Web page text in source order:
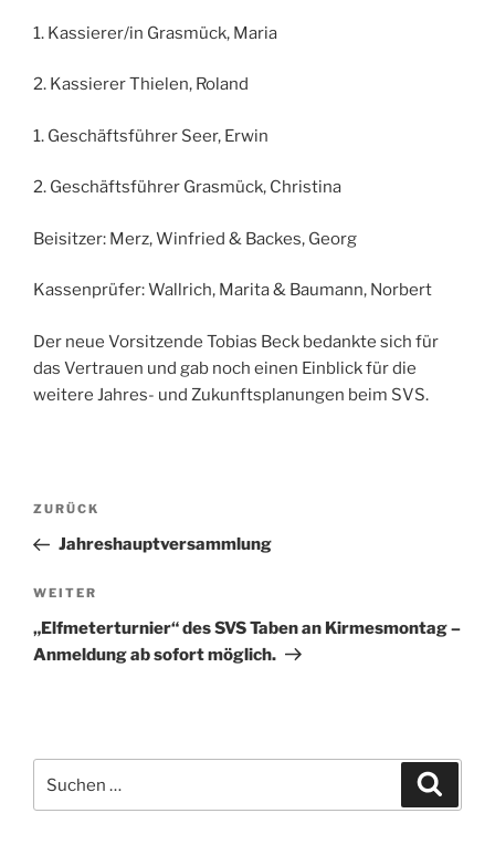
1. Kassierer/in Grasmück, Maria
2. Kassierer Thielen, Roland
1. Geschäftsführer Seer, Erwin
2. Geschäftsführer Grasmück, Christina
Beisitzer: Merz, Winfried & Backes, Georg
Kassenprüfer: Wallrich, Marita & Baumann, Norbert
Der neue Vorsitzende Tobias Beck bedankte sich für
das Vertrauen und gab noch einen Einblick für die
weitere Jahres- und Zukunftsplanungen beim SVS.
Beitragsnavigation
Vorheriger
Beitrag
ZURÜCK
Jahreshauptversammlung
Nächster
Beitrag
WEITER
„Elfmeterturnier“ des SVS Taben an Kirmesmontag –
Anmeldung ab sofort möglich.
nach: